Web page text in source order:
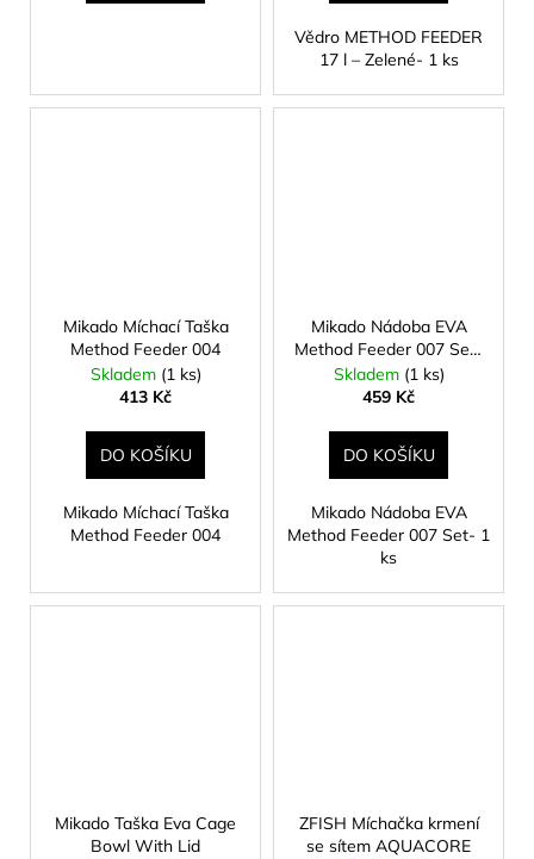
Vědro METHOD FEEDER
17 l – Zelené- 1 ks
Mikado Míchací Taška
Method Feeder 004
Skladem (1 ks)
413 Kč
DO KOŠÍKU
Mikado Míchací Taška
Method Feeder 004
Mikado Nádoba EVA
Method Feeder 007 Set-
1 ks
Skladem (1 ks)
459 Kč
DO KOŠÍKU
Mikado Nádoba EVA
Method Feeder 007 Set- 1
ks
Mikado Taška Eva Cage
Bowl With Lid
ZFISH Míchačka krmení
se sítem AQUACORE